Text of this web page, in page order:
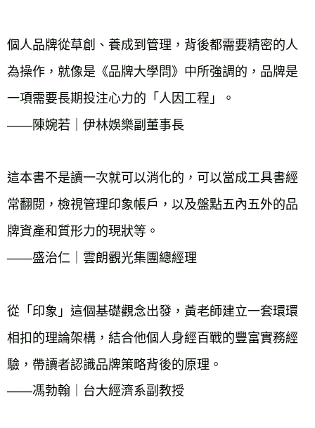
個人品牌從草創、養成到管理，背後都需要精密的人
為操作，就像是《品牌大學問》中所強調的，品牌是
一項需要長期投注心力的「人因工程」。
——陳婉若｜伊林娛樂副董事長
這本書不是讀一次就可以消化的，可以當成工具書經
常翻閱，檢視管理印象帳戶，以及盤點五內五外的品
牌資產和質形力的現狀等。
——盛治仁｜雲朗觀光集團總經理
從「印象」這個基礎觀念出發，黃老師建立一套環環
相扣的理論架構，結合他個人身經百戰的豐富實務經
驗，帶讀者認識品牌策略背後的原理。
——馮勃翰｜台大經濟系副教授